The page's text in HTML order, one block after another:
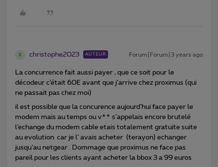
C christophe2023 AUTEUR Forum|Forum|3 years ago
La concurrence fait aussi payer , que ce soit pour le
décodeur c’était 60E avant que j’arrive chez proximus (qui
ne passait pas chez moi)
il est possible que la concurence aujourd’hui face payer le
modem mais au temps ou v** s’appelais encore brutelé
l’echange du modem cable etais totalement gratuite suite
au evolution car je l’ avais acheter (terayon) echanger
jusqu’au netgear . Dommage que proximus ne face pas
pareil pour les clients ayant acheter la bbox 3 a 99 euros